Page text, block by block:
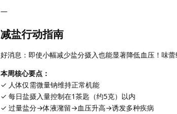
—
减盐行动指南
好消息：即使小幅减少盐分摄入也能显著降低血压！味
本周核心要点：
✓ 人体仅需微量钠维持正常机能
✓ 每日盐摄入量控制在1茶匙（约5克）以内
✓ 过量盐分→体液潴留→血压升高→诱发多种疾病